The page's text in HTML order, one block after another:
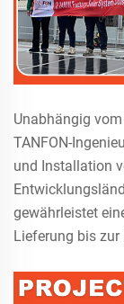
Unabhängig
TANFON-
und Installation
gewährleistet
Lieferung bis zur